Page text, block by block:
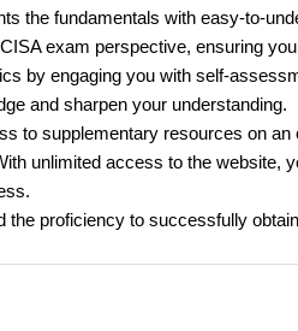
the fundamentals with easy-to-
exam perspective, ensuring
by engaging you with self-
and sharpen your understanding.
to supplementary resources on
unlimited access to the website,
the proficiency to successfully